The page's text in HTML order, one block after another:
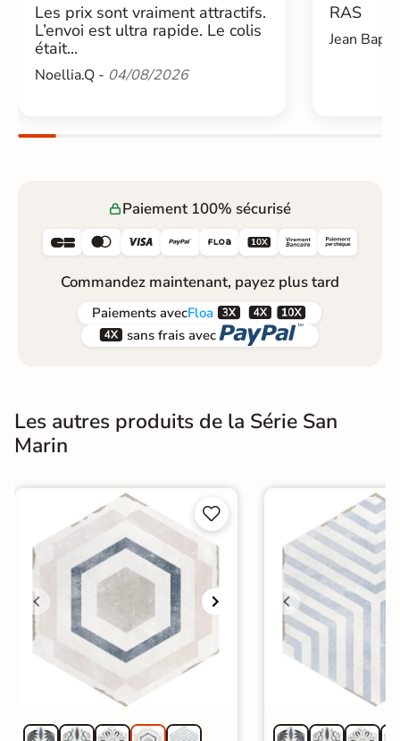
Les prix sont vraiment attractifs.
L’envoi est ultra rapide. Le colis
était...
Noellia.Q - 04/08/2026
RAS
Jean
Paiement 100% sécurisé
     
Commandez maintenant, payez plus tard
Paiements avecFloa  
 sans frais avec 
Les autres produits de la Série San
Marin

